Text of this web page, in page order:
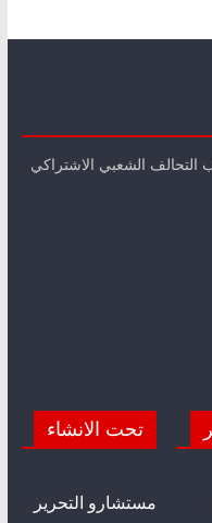
الشعبي الاشتراكي
تحت الانشاء
مستشارو التحرير